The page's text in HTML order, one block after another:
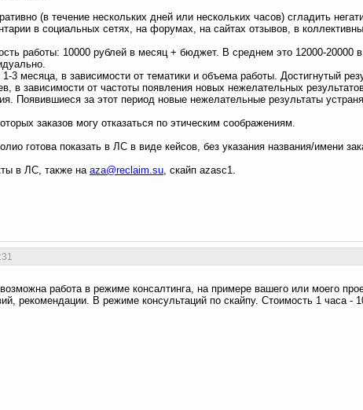
(в течение нескольких дней или нескольких часов) сгладить
в социальных сетях, на форумах, на сайтах отзывов, в
работы: 10000 рублей в месяц + бюджет. В среднем это 12000-20000
3 месяца, в зависимости от тематики и объема работы. Достигнутый
в зависимости от частоты появления новых нежелательных
Появившиеся за этот период новые нежелательные результаты
заказов могу отказаться по этическим соображениям.
готова показать в ЛС в виде кейсов, без указания названия/имени
в ЛС, также на aza@reclaim.su , скайп azasc1.
работа в режиме консалтинга, на примере вашего или моего
рекомендации. В режиме консультаций по скайпу. Стоимость 1 часа -